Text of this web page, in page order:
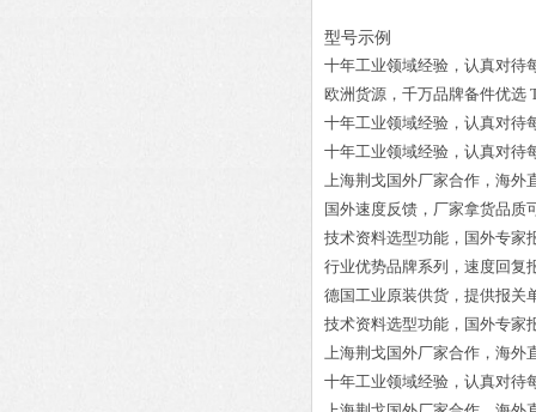
型号示例
十年工业领域经验，认真对待
欧洲货源，千万品牌备件优选
十年工业领域经验，认真对待
十年工业领域经验，认真对待
上海荆戈国外厂家合作，海外
国外速度反馈，厂家拿货品质
技术资料选型功能，国外专家
行业优势品牌系列，速度回复
德国工业原装供货，提供报关
技术资料选型功能，国外专家
上海荆戈国外厂家合作，海外
十年工业领域经验，认真对待